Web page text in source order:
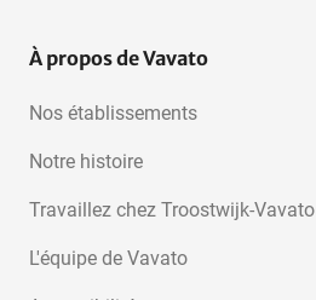
À propos de Vavato
Nos établissements
Notre histoire
Travaillez chez Troostwijk-Vavato
L'équipe de Vavato